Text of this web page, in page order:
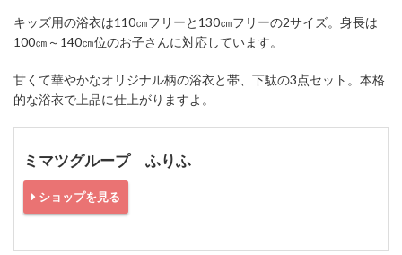
キッズ用の浴衣は110㎝フリーと130㎝フリーの2サイズ。身長は
100㎝～140㎝位のお子さんに対応しています。
甘くて華やかなオリジナル柄の浴衣と帯、下駄の3点セット。本格
的な浴衣で上品に仕上がりますよ。
ミマツグループ ふりふ
ショップを見る